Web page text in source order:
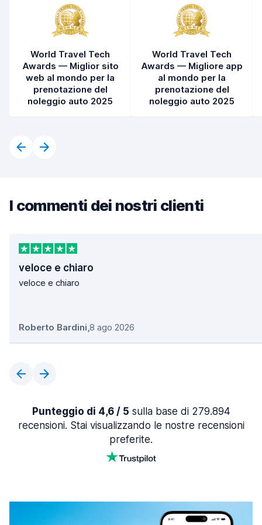
World Travel Tech
Awards — Miglior sito
web al mondo per la
prenotazione del
noleggio auto 2025
World Travel Tech
Awards — Migliore app
al mondo per la
prenotazione del
noleggio auto 2025
I commenti dei nostri clienti
veloce e chiaro
veloce e chiaro
Roberto Bardini,8 ago 2026
Punteggio di 4,6 / 5 sulla base di 279.894
recensioni. Stai visualizzando le nostre recensioni
preferite.